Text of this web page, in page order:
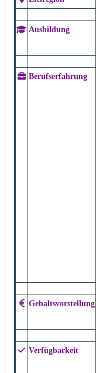
Ausbildung
Berufserfahrung
Gehaltsvorstellung
Verfügbarkeit